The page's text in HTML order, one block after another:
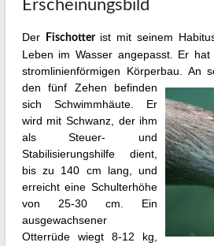
Erscheinungsbild
Der Fischotterist mit seinem
Leben im Wasser angepasst. Er hat
stromlinienförmigen Körperbau. An
den fünf Zehen befinden
sich Schwimmhäute. Er
wird mit Schwanz, der ihm
als Steuer- und
Stabilisierungshilfe dient,
bis zu 140 cm lang, und
erreicht eine Schulterhöhe
von 25-30 cm. Ein
ausgewachsener
Otterrüde wiegt 8-12 kg,